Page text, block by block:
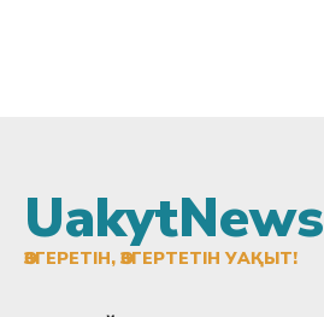
UakytNews
ӨЗГЕРЕТІН, ӨЗГЕРТЕТІН УАҚЫТ!